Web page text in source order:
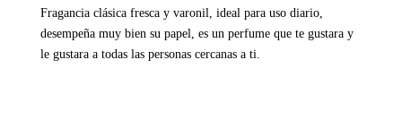
Fragancia clásica fresca y varonil, ideal para uso diario,
desempeña muy bien su papel, es un perfume que te gustara y
le gustara a todas las personas cercanas a ti.